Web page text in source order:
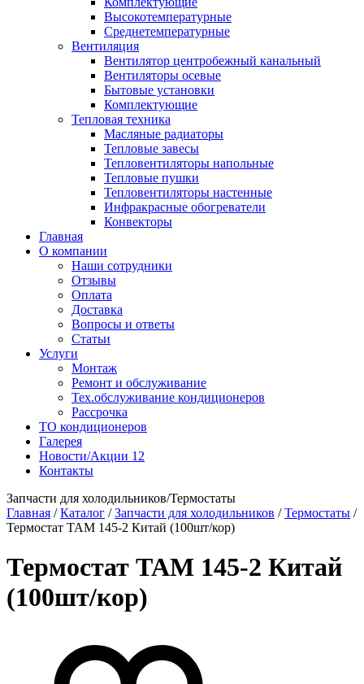
Высокотемпературные
Среднетемпературные
Вентиляция
Вентилятор центробежный канальный
Вентиляторы осевые
Бытовые установки
Комплектующие
Тепловая техника
Масляные радиаторы
Тепловые завесы
Тепловентиляторы напольные
Тепловые пушки
Тепловентиляторы настенные
Инфракрасные обогреватели
Конвекторы
Главная
О компании
Наши сотрудники
Отзывы
Оплата
Доставка
Вопросы и ответы
Статьи
Услуги
Монтаж
Ремонт и обслуживание
Тех.обслуживание кондиционеров
Рассрочка
ТО кондиционеров
Галерея
Новости/Акции 12
Контакты
Запчасти для холодильников/Термостаты
Главная /Каталог /Запчасти для холодильников /Термостаты /
Термостат ТАМ 145-2 Китай (100шт/кор)
Термостат ТАМ 145-2 Китай
(100шт/кор)